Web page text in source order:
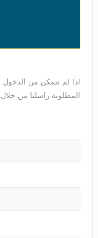
اذا لم تتمكن من
المطلوبة راسلنا من خلال